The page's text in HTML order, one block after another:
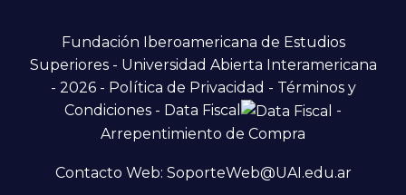
Fundación Iberoamericana de Estudios
Superiores - Universidad Abierta Interamericana
- 2026 - Política de Privacidad - Términos y
Condiciones - Data Fiscal
-
Arrepentimiento de Compra
Contacto Web: SoporteWeb@UAI.edu.ar